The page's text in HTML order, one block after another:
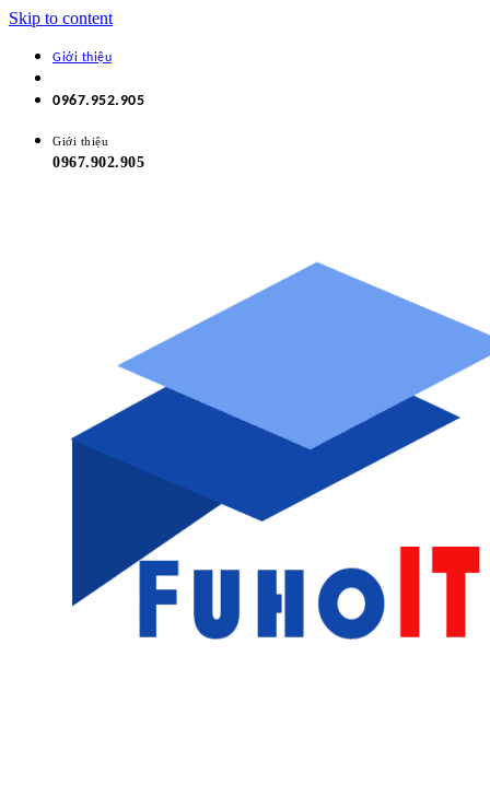
Skip to content
Giới thiệu
0967.952.905
Giới thiệu
0967.902.905